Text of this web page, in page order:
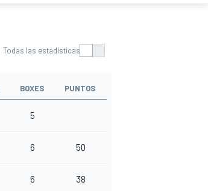
Todas las estadísticas
BOXES PUNTOS
5
6 50
6 38